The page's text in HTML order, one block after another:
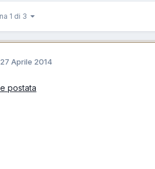
1 di 3
27 Aprile 2014